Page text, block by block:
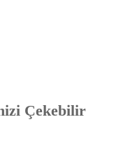
Çekebilir